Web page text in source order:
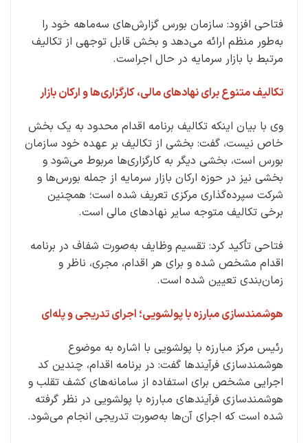
فتاحی افزود: سازمان بورس گزارش‌های سه‌ماهه خود را
به‌طور منظم ارائه می‌دهد و بخش قابل توجهی از تکالیف
مرتبط با بازار سرمایه در حال اجراست.
تکالیف متنوع برای نهادهای مالی، کارگزاری‌ها و ارکان بازار
وی با بیان اینکه تکالیف برنامه اقدام محدود به یک بخش
خاص نیست، گفت: بخشی از تکالیف بر عهده خود سازمان
بورس است، بخشی دیگر به کارگزاری‌ها مربوط می‌شود و
بخشی نیز در حوزه ارکان بازار سرمایه از جمله بورس‌ها و
شرکت سپرده‌گذاری مرکزی تعریف شده است؛ همچنین
برخی تکالیف متوجه سایر نهادهای مالی است.
فتاحی تأکید کرد: تقسیم وظایف به‌صورت شفاف در برنامه
اقدام مشخص شده و برای هر اقدام، مجری، ناظر و
زمان‌بندی تعیین شده است.
هوشمندسازی مبارزه با پولشویی؛ اجرای تدریجی و پله‌ای
رئیس مرکز مبارزه با پولشویی با اشاره به موضوع
هوشمندسازی فرآیندها گفت: در برنامه اقدام، چندین کد
اجرایی مشخص برای استفاده از سامانه‌های کشف تقلب و
هوشمندسازی فرآیندهای مبارزه با پولشویی در نظر گرفته
شده است که اجرای آن‌ها به‌صورت تدریجی انجام می‌شود.